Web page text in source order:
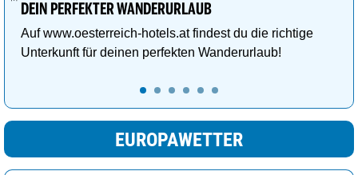
DEIN PERFEKTER WANDERURLAUB
Auf www.oesterreich-hotels.at findest du die richtige
Unterkunft für deinen perfekten Wanderurlaub!
EUROPAWETTER